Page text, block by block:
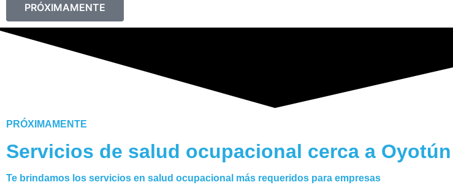
PRÓXIMAMENTE
PRÓXIMAMENTE
Servicios de salud ocupacional cerca a Oyotún
Te brindamos los servicios en salud ocupacional más requeridos para empresas